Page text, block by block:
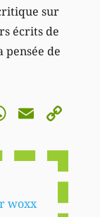
sur
écrits de
pensée de
Email
woxx